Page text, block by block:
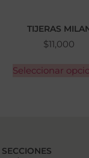
TIJERAS
$11,000
Seleccionar
SECCIONES